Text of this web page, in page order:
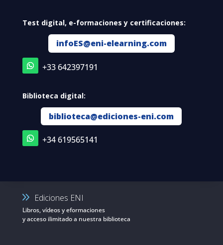
Test digital, e-formaciones y certificaciones:
infoES@eni-elearning.com
+33 642397191
Biblioteca digital:
biblioteca@ediciones-eni.com
+34 619565141
Ediciones ENI
Libros, vídeos y eformaciones
y acceso ilimitado a nuestra biblioteca